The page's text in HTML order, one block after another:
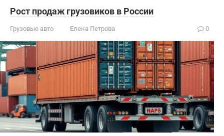
Рост продаж грузовиков в России
Грузовые авто Елена Петрова 0